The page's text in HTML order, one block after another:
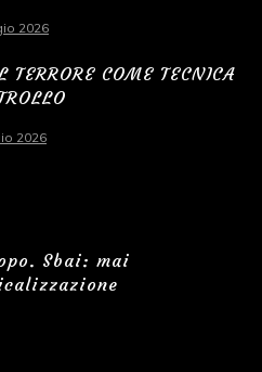
2026
TERRORE COME TECNICA
2026
Sbai: mai